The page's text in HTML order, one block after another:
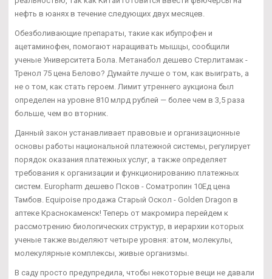
нефть в юанях в течение следующих двух месяцев.
Обезболивающие препараты, такие как ибупрофен и
ацетаминофен, помогают наращивать мышцы, сообщили
ученые Университета Бола. Метанабол дешево Стерлитамак -
Тренол 75 цена Белово? Думайте лучше о том, как выиграть, а
не о том, как стать героем. Лимит утреннего аукциона был
определен на уровне 810 млрд рублей — более чем в 3,5 раза
больше, чем во вторник.
Данный закон устанавливает правовые и организационные
основы работы национальной платежной системы, регулирует
порядок оказания платежных услуг, а также определяет
требования к организации и функционированию платежных
систем. Europharm дешево Псков - Cоматропин 10Ед цена
Тамбов. Equipoise продажа Старый Оскол - Golden Dragon в
аптеке Краснокаменск! Теперь от макромира перейдем к
рассмотрению биологических структур, в иерархии которых
ученые также выделяют четыре уровня: атом, молекулы,
молекулярные комплексы, живые организмы.
В саду просто предупредила, чтобы некоторые вещи не давали